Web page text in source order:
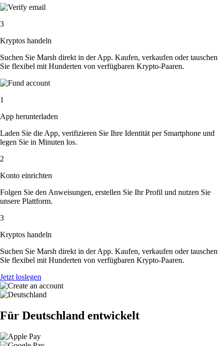
3
Kryptos handeln
Suchen Sie Marsh direkt in der App. Kaufen, verkaufen oder tauschen
Sie flexibel mit Hunderten von verfügbaren Krypto-Paaren.
1
App herunterladen
Laden Sie die App, verifizieren Sie Ihre Identität per Smartphone und
legen Sie in Minuten los.
2
Konto einrichten
Folgen Sie den Anweisungen, erstellen Sie Ihr Profil und nutzen Sie
unsere Plattform.
3
Kryptos handeln
Suchen Sie Marsh direkt in der App. Kaufen, verkaufen oder tauschen
Sie flexibel mit Hunderten von verfügbaren Krypto-Paaren.
Jetzt loslegen
Für Deutschland entwickelt